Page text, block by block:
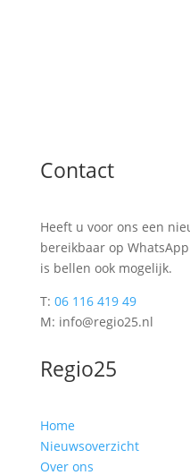
Contact
Heeft u voor ons een
bereikbaar op
is bellen ook mogelijk.
T: 06 116 419 49
M: info@regio25.nl
Regio25
Home
Nieuwsoverzicht
Over ons